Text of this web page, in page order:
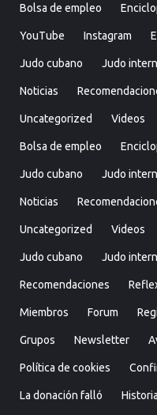
Bolsa de empleo
YouTube Instagram
Judo cubano Judo
Noticias
Uncategorized Videos
Bolsa de empleo
Judo cubano Judo
Noticias
Uncategorized Videos
Judo cubano Judo
Recomendaciones
Miembros Forum
Grupos Newsletter
Política de cookies
La donación falló